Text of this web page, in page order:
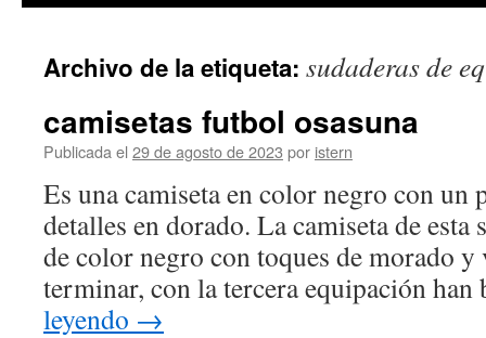
contenido
Archivo de la etiqueta: sudaderas de
camisetas futbol osasuna
Publicada el 29 de agosto de 2023 por istern
Es una camiseta en color negro con
detalles en dorado. La camiseta de esta
de color negro con toques de morado y
terminar, con la tercera equipación
leyendo →